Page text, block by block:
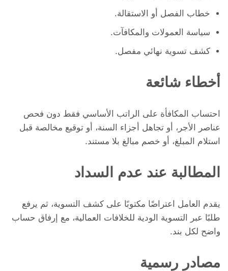
خطاب الفصل أو الاستقالة.
سياسة العمولات والمكافآت.
كشف تسوية نهائي مفصل.
أخطاء شائعة
احتساب المكافأة على الراتب الأساسي فقط دون فحص
عناصر الأجر، أو تجاهل أجزاء السنة، أو توقيع مخالصة قبل
استلام المبلغ، أو خصم مبالغ بلا مستند.
المطالبة عند عدم السداد
يقدم العامل اعتراضًا مكتوبًا على كشف التسوية، ثم يرفع
طلبًا عبر التسوية الودية للخلافات العمالية، مع إرفاق حساب
واضح لكل بند.
مصادر رسمية